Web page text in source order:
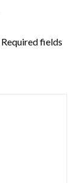
Required fields